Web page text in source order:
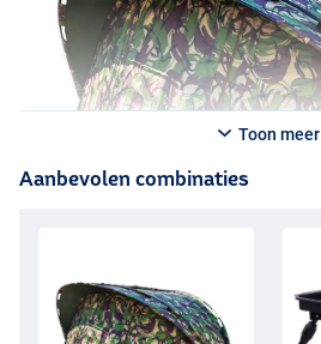
Toon meer
Aanbevolen combinaties